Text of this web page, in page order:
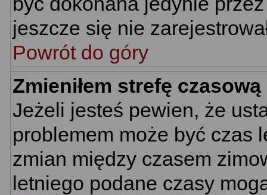
jeszcze się nie
Powrót do góry
Zmieniłem strefę
Jeżeli jesteś pewien, że
problemem może być czas
zmian między czasem
letniego podane czasy